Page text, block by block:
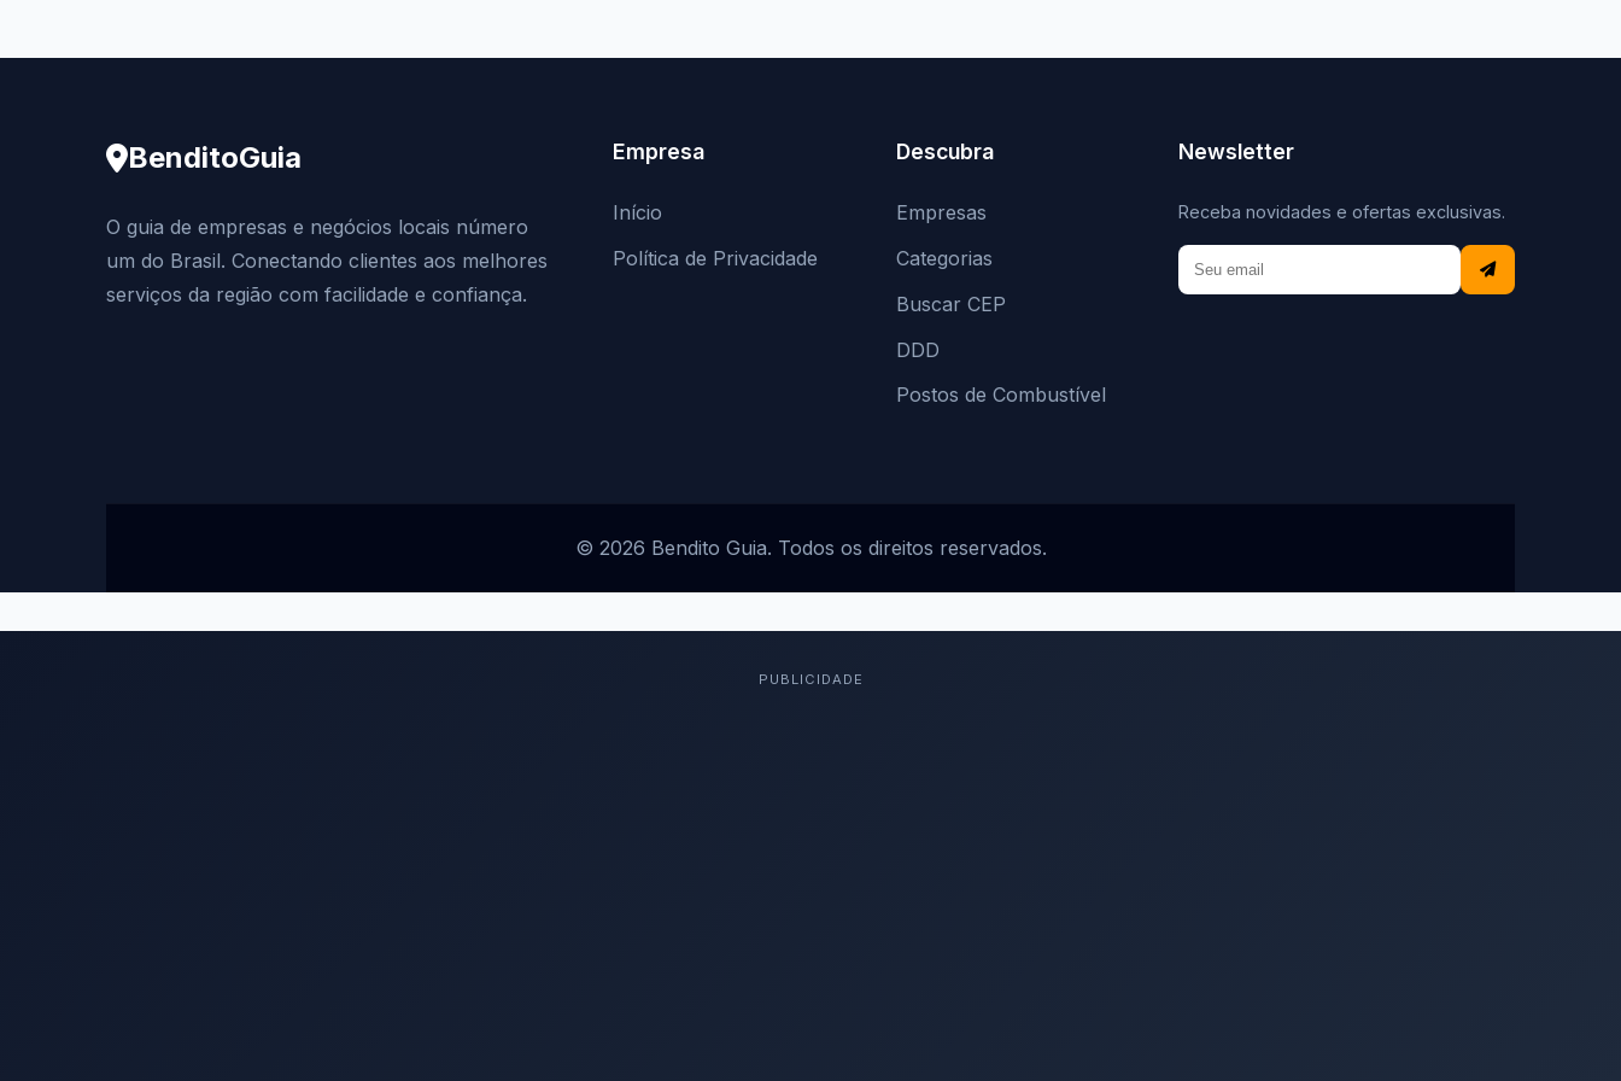
BenditoGuia
O guia de empresas e negócios locais número
um do Brasil. Conectando clientes aos melhores
serviços da região com facilidade e confiança.
Empresa
Início
Política de Privacidade
Descubra
Empresas
Categorias
Buscar CEP
DDD
Postos de Combustível
Newsletter
Receba novidades e ofertas exclusivas.
© 2026 Bendito Guia. Todos os direitos reservados.